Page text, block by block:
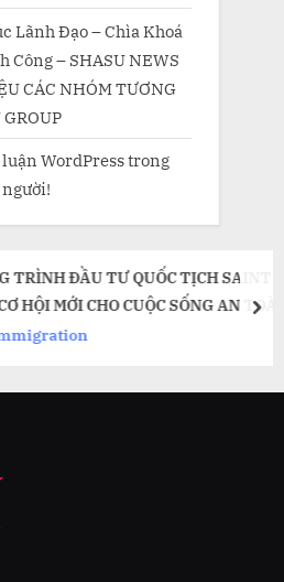
Lãnh Đạo – Chìa Khoá
Công – SHASU NEWS
CÁC NHÓM TƯƠNG
WordPresstrong
ĐẦU TƯ QUỐC TỊCH SAINT
MỚI CHO CUỘC SỐNG AN TOÀN